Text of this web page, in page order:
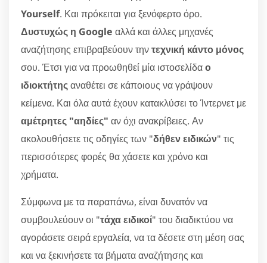
Yourself. Και πρόκειται για ξενόφερτο όρο.
Δυστυχώς η Google αλλά και άλλες μηχανές
αναζήτησης επιβραβεύουν τηντεχνική κάντο μόνος
σου. Έτσι για να προωθηθεί μία ιστοσελίδαο
ιδιοκτήτηςαναθέτει σε κάποιους να γράψουν
κείμενα. Και όλα αυτά έχουν κατακλύσει το Ίντερνετ με
αμέτρητες "αηδίες" αν όχι ανακρίβειες. Αν
ακολουθήσετε τις οδηγίες των "δήθεν ειδικών" τις
περισσότερες φορές θα χάσετε και χρόνο και
χρήματα.
Σύμφωνα με τα παραπάνω, είναι δυνατόν να
συμβουλεύουν οι "τάχα ειδικοί" του διαδικτύου να
αγοράσετε σειρά εργαλεία, να τα δέσετε στη μέση σας
και να ξεκινήσετε τα βήματα αναζήτησης και